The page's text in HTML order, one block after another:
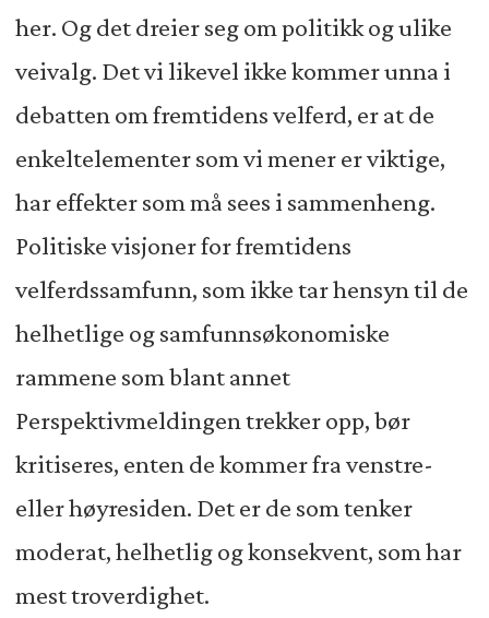
her. Og det dreier seg om politikk og ulike
veivalg. Det vi likevel ikke kommer unna i
debatten om fremtidens velferd, er at de
enkeltelementer som vi mener er viktige,
har effekter som må sees i sammenheng.
Politiske visjoner for fremtidens
velferdssamfunn, som ikke tar hensyn til de
helhetlige og samfunnsøkonomiske
rammene som blant annet
Perspektivmeldingen trekker opp, bør
kritiseres, enten de kommer fra venstre-
eller høyresiden. Det er de som tenker
moderat, helhetlig og konsekvent, som har
mest troverdighet.